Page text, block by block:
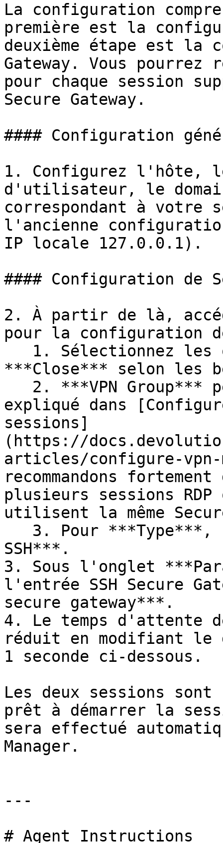
La configuration
première est la
deuxième étape est la
Gateway. Vous pourrez
pour chaque session
Secure Gateway.
#### Configuration
1. Configurez l'hôte,
d'utilisateur, le
correspondant à votre
l'ancienne
IP locale 127.0.0.1).
#### Configuration de
2. À partir de là,
pour la configuration
***Close*** selon les
expliqué dans
sessions]
(https://
articles/configure-
recommandons
plusieurs sessions
utilisent la même
SSH***.
3. Sous l'onglet
l'entrée SSH Secure
secure gateway***.
4. Le temps d'attente
réduit en modifiant
1 seconde ci-dessous.
Les deux sessions
prêt à démarrer la
sera effectué
Manager.
---
# Agent Instructions